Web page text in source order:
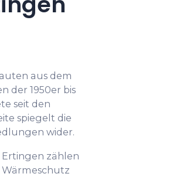
aus dem
der 1950er bis
seit den
spiegelt die
wider.
zählen